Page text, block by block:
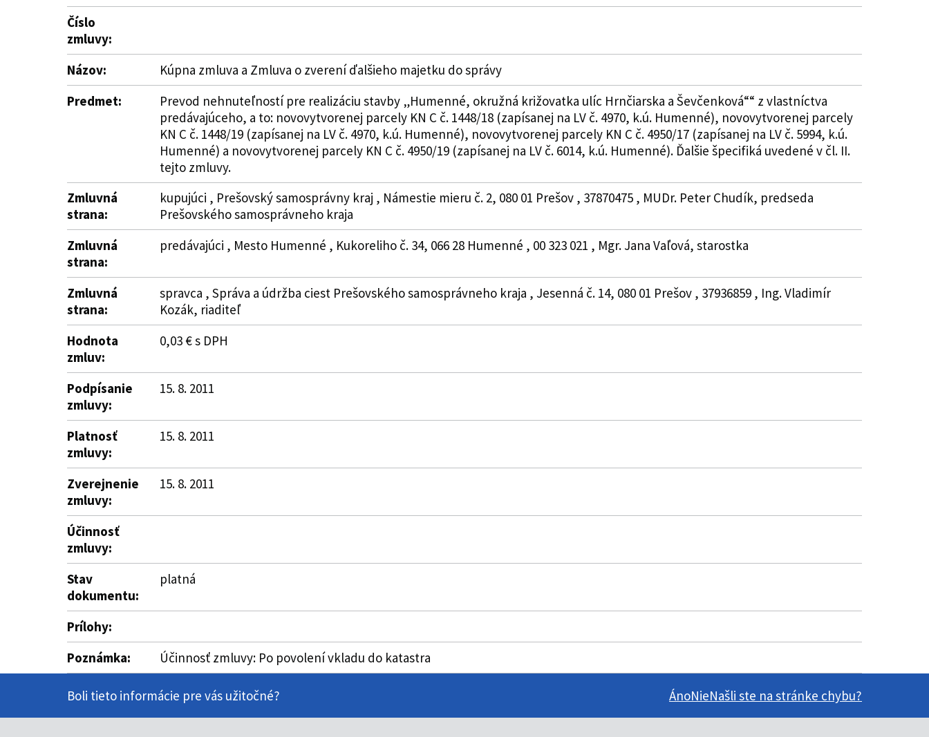
Číslo
zmluvy:
Názov:
Kúpna zmluva a Zmluva o zverení ďalšieho majetku do správy
Predmet:
Prevod nehnuteľností pre realizáciu stavby „Humenné, okružná križovatka ulíc Hrnčiarska a Ševčenková““ z vlastníctva
predávajúceho, a to: novovytvorenej parcely KN C č. 1448/18 (zapísanej na LV č. 4970, k.ú. Humenné), novovytvorenej parcely
KN C č. 1448/19 (zapísanej na LV č. 4970, k.ú. Humenné), novovytvorenej parcely KN C č. 4950/17 (zapísanej na LV č. 5994, k.ú.
Humenné) a novovytvorenej parcely KN C č. 4950/19 (zapísanej na LV č. 6014, k.ú. Humenné). Ďalšie špecifiká uvedené v čl. II.
tejto zmluvy.
Zmluvná
strana:
kupujúci , Prešovský samosprávny kraj , Námestie mieru č. 2, 080 01 Prešov , 37870475 , MUDr. Peter Chudík, predseda
Prešovského samosprávneho kraja
Zmluvná
strana:
predávajúci , Mesto Humenné , Kukoreliho č. 34, 066 28 Humenné , 00 323 021 , Mgr. Jana Vaľová, starostka
Zmluvná
strana:
spravca , Správa a údržba ciest Prešovského samosprávneho kraja , Jesenná č. 14, 080 01 Prešov , 37936859 , Ing. Vladimír
Kozák, riaditeľ
Hodnota
zmluv:
0,03 € s DPH
Podpísanie
zmluvy:
15. 8. 2011
Platnosť
zmluvy:
15. 8. 2011
Zverejnenie
zmluvy:
15. 8. 2011
Účinnosť
zmluvy:
Stav
dokumentu:
platná
Prílohy:
Poznámka:
Účinnosť zmluvy: Po povolení vkladu do katastra
Boli tieto informácie pre vás užitočné? ÁnoNieNašli ste na stránke chybu?